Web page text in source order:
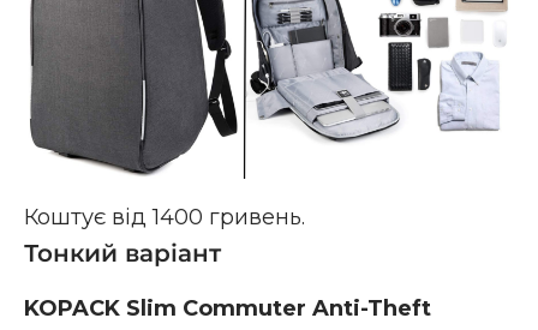
Коштує від 1400 гривень.
Тонкий варіант
KOPACK Slim Commuter Anti-Theft